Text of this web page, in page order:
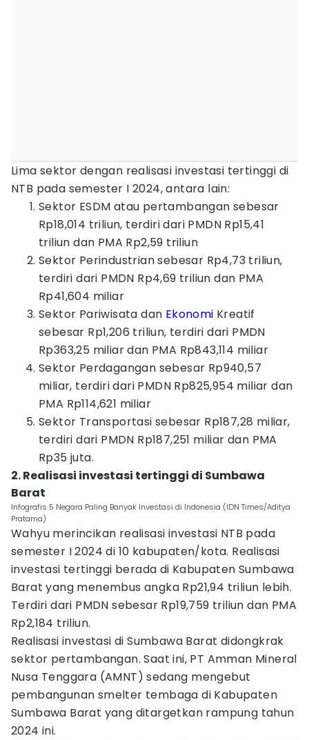
Lima sektor dengan realisasi investasi tertinggi di
NTB pada semester I 2024, antara lain:
Sektor ESDM atau pertambangan sebesar
Rp18,014 triliun, terdiri dari PMDN Rp15,41
triliun dan PMA Rp2,59 triliun
Sektor Perindustrian sebesar Rp4,73 triliun,
terdiri dari PMDN Rp4,69 triliun dan PMA
Rp41,604 miliar
Sektor Pariwisata dan Ekonomi Kreatif
sebesar Rp1,206 triliun, terdiri dari PMDN
Rp363,25 miliar dan PMA Rp843,114 miliar
Sektor Perdagangan sebesar Rp940,57
miliar, terdiri dari PMDN Rp825,954 miliar dan
PMA Rp114,621 miliar
Sektor Transportasi sebesar Rp187,28 miliar,
terdiri dari PMDN Rp187,251 miliar dan PMA
Rp35 juta.
2. Realisasi investasi tertinggi di Sumbawa
Barat
Infografis 5 Negara Paling Banyak Investasi di Indonesia (IDN Times/Aditya
Pratama)
Wahyu merincikan realisasi investasi NTB pada
semester I 2024 di 10 kabupaten/kota. Realisasi
investasi tertinggi berada di Kabupaten Sumbawa
Barat yang menembus angka Rp21,94 triliun lebih.
Terdiri dari PMDN sebesar Rp19,759 triliun dan PMA
Rp2,184 triliun.
Realisasi investasi di Sumbawa Barat didongkrak
sektor pertambangan. Saat ini, PT Amman Mineral
Nusa Tenggara (AMNT) sedang mengebut
pembangunan smelter tembaga di Kabupaten
Sumbawa Barat yang ditargetkan rampung tahun
2024 ini.